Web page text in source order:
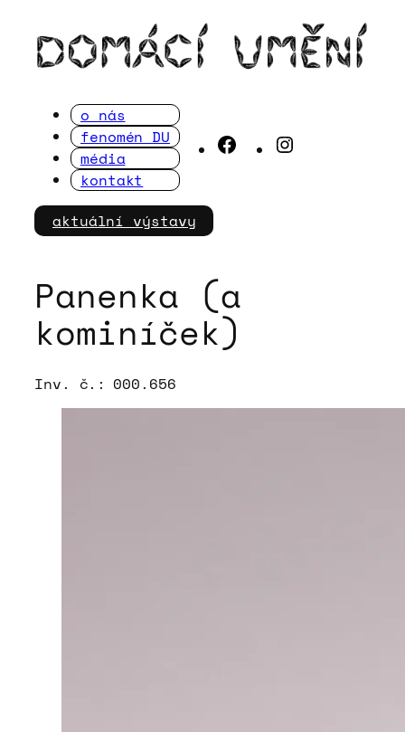
obsah
o nás
fenomén DU
média
kontakt
Facebook
aktuální výstavy
Panenka (a
kominíček)
Inv. č.: 000.656